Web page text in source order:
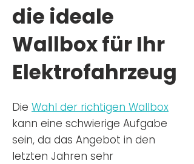
die ideale
Wallbox für Ihr
Elektrofahrzeug
Die Wahl der richtigen Wallbox
kann eine schwierige Aufgabe
sein, da das Angebot in den
letzten Jahren sehr